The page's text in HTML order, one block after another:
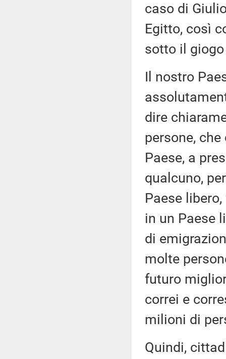
caso di
Egitto, così
sotto il
Il nostro
dire
persone,
Paese, a
qualcuno,
Paese
in un Paese
di
molte
futuro
correi e
milioni di
Quindi,